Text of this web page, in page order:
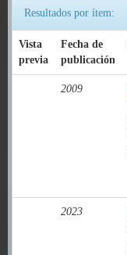
Resultados por ítem:
Vista
previa
Fecha de
publicación
2009
2023